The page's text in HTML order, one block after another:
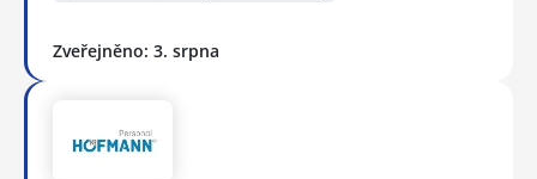
Zveřejněno: 3. srpna